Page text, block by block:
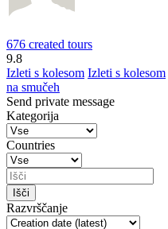
676 created tours
9.8
Izleti s kolesom Izleti s kolesom
na smučeh
Send private message
Kategorija
Countries
Razvrščanje